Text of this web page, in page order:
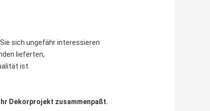
sich ungefähr interessieren
lieferten,
ist.
Dekorprojekt zusammenpaßt.